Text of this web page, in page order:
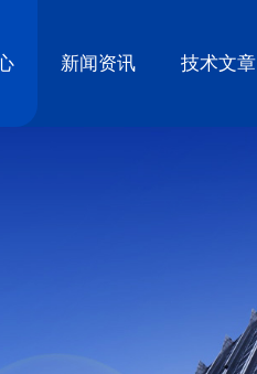
新闻资讯 技术文章